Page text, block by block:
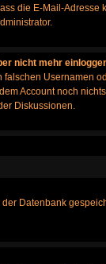
die E-Mail-
nicht mehr
Usernamen
Account noch
Diskussionen.
Datenbank